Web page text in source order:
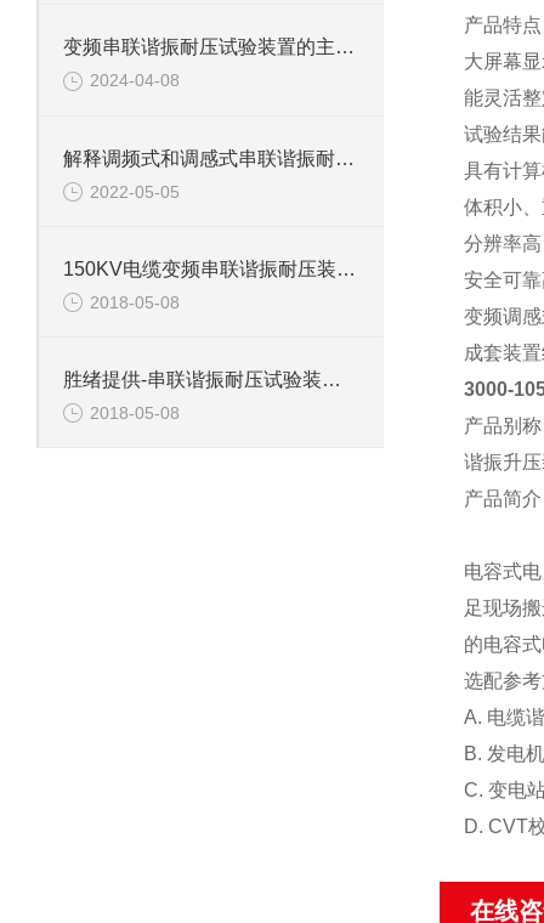
变频串联谐振耐压试验装置的主要应用
2024-04-08
解释调频式和调感式串联谐振耐压试验装置有什么区别？
2022-05-05
150KV电缆变频串联谐振耐压装置介绍
2018-05-08
胜绪提供-串联谐振耐压试验装置主要功能
2018-05-08
产品特点
大屏幕
能灵活
试验结
具有计
体积小
分辨率
安全可
变频调
成套装
3000-
产品别称
谐振升
产品简介
电容式
足现场
的电容
选配参
A. 电缆
B. 发电
C. 变电
D. CVT
在线